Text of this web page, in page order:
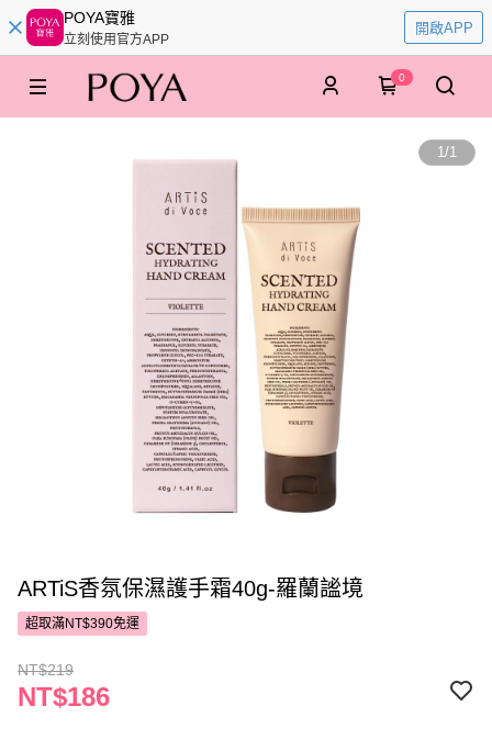
POYA寶雅
立刻使用官方APP
開啟APP
0
1/1
ARTiS香氛保濕護手霜40g-羅蘭謐境
超取滿NT$390免運
NT$219
NT$186